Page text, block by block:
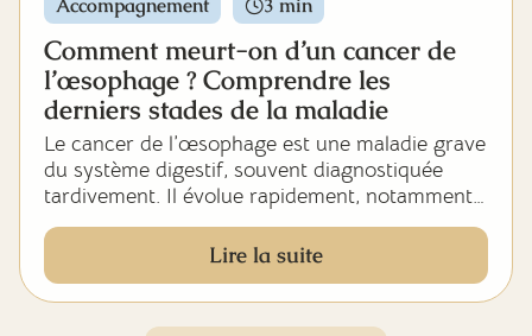
départementales, formalités administratives
après décès, organisation des obsèques et
recours au généalogiste successoral.
Accompagnement 3 min
Comment meurt-on d’un cancer de
l’œsophage ? Comprendre les
derniers stades de la maladie
Le cancer de l’œsophage est une maladie grave
du système digestif, souvent diagnostiquée
tardivement. Il évolue rapidement, notamment
lorsqu’il est lié à un reflux gastro-œsophagien
(RGO) chronique, au tabac, ou à une
inflammation persistante des muqueuses
œsophagiennes.
Lire la suite